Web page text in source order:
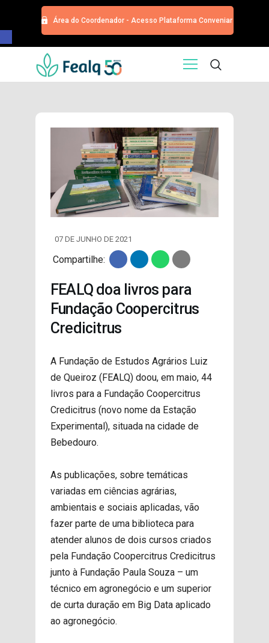
Barra de Ferramentas Aberta
Área do Coordenador - Acesso Plataforma Conveniar
HOME
EDITORA
PROGRAMA DE APOIOS
TRABALHE CONOSCO
NOTÍCIAS
CONTATO
ESPECIALIZAÇÕES USP
DOAÇÕES PARA
PROJETOS
07 DE JUNHO DE 2021
Compartilhe:
FEALQ doa livros para
Fundação Coopercitrus
Credicitrus
A Fundação de Estudos Agrários Luiz
de Queiroz (FEALQ) doou, em maio, 44
livros para a Fundação Coopercitrus
Credicitrus (novo nome da Estação
Experimental), situada na cidade de
Bebedouro.
As publicações, sobre temáticas
variadas em ciências agrárias,
ambientais e sociais aplicadas, vão
fazer parte de uma biblioteca para
atender alunos de dois cursos criados
pela Fundação Coopercitrus Credicitrus
junto à Fundação Paula Souza – um
técnico em agronegócio e um superior
de curta duração em Big Data aplicado
ao agronegócio.